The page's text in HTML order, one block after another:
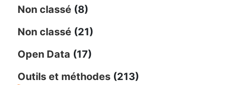
Non classé (8)
Non classé (21)
Open Data (17)
Outils et méthodes (213)